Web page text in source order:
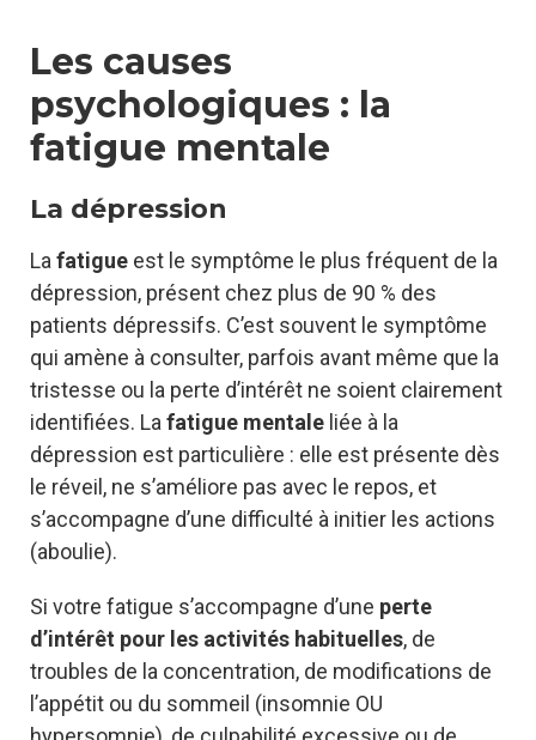
Les causes
psychologiques : la
fatigue mentale
La dépression
La fatigue est le symptôme le plus fréquent de la
dépression, présent chez plus de 90 % des
patients dépressifs. C’est souvent le symptôme
qui amène à consulter, parfois avant même que la
tristesse ou la perte d’intérêt ne soient clairement
identifiées. La fatigue mentale liée à la
dépression est particulière : elle est présente dès
le réveil, ne s’améliore pas avec le repos, et
s’accompagne d’une difficulté à initier les actions
(aboulie).
Si votre fatigue s’accompagne d’une perte
d’intérêt pour les activités habituelles, de
troubles de la concentration, de modifications de
l’appétit ou du sommeil (insomnie OU